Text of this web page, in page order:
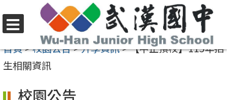
至
要
容
選
單
首頁>校園公告>升學資訊>【中正預校】115年招
生相關資訊
校園公告